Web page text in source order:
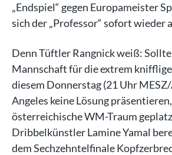
„Endspiel“ gegen Europameister
sich der „Professor“ sofort wieder
Denn Tüftler Rangnick weiß:
Mannschaft für die extrem
diesem Donnerstag (21 Uhr
Angeles keine Lösung
österreichische WM-Traum
Dribbelkünstler Lamine Yamal
dem Sechzehntelfinale